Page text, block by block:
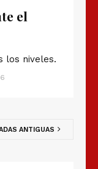
el
los niveles.
ANTIGUAS